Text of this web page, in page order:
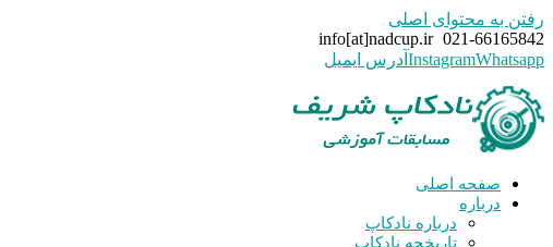
رفتن به محتوای اصلی
021-66165842
info[at]nadcup.ir
InstagramWhatsapp آدرس ایمیل
صفحه اصلی
درباره
درباره نادکاپ
تاریخچه نادکاپ